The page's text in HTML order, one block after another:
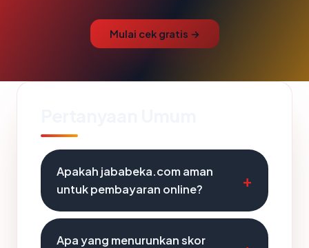
Mulai cek gratis →
Apakah jababeka.com aman
untuk pembayaran online?
Apa yang menurunkan skor